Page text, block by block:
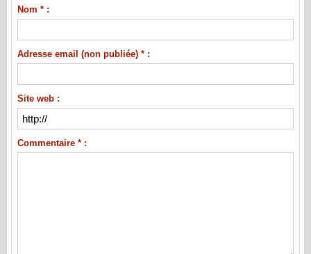
Nom * :
Adresse email (non publiée) * :
Site web :
Commentaire * :